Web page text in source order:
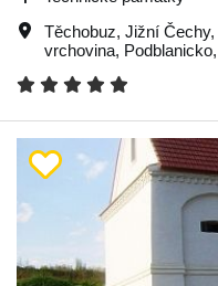
Těchobuz, Jižní Čechy,
vrchovina, Podblanicko,